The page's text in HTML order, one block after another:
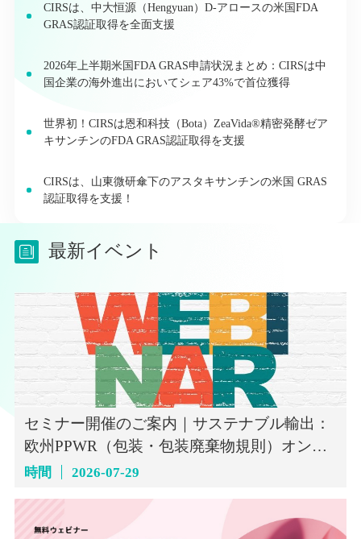
CIRSは、中大恒源（Hengyuan）D-アロースの米国FDA
GRAS認証取得を全面支援
2026年上半期米国FDA GRAS申請状況まとめ：CIRSは中
国企業の海外進出においてシェア43%で首位獲得
世界初！CIRSは恩和科技（Bota）ZeaVida®精密発酵ゼア
キサンチンのFDA GRAS認証取得を支援
CIRSは、山東微研傘下のアスタキサンチンの米国 GRAS
認証取得を支援！
最新イベント
セミナー開催のご案内｜サステナブル輸出：
欧州PPWR（包装・包装廃棄物規則）オンラ
インセミナー（7月29日）
時間 2026-07-29